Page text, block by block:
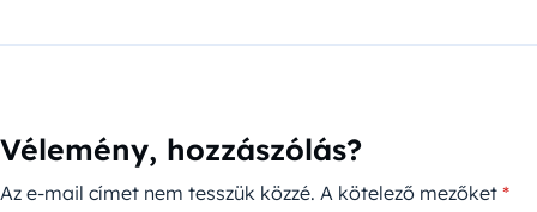
Vélemény, hozzászólás?
Az e-mail címet nem tesszük közzé. A kötelező mezőket *